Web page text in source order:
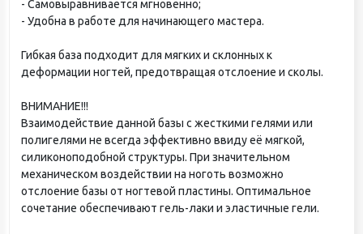
- Самовыравнивается мгновенно;
- Удобна в работе для начинающего мастера.
Гибкая база подходит для мягких и склонных к
деформации ногтей, предотвращая отслоение и сколы.
ВНИМАНИЕ!!!
Взаимодействие данной базы с жесткими гелями или
полигелями не всегда эффективно ввиду её мягкой,
силиконоподобной структуры. При значительном
механическом воздействии на ноготь возможно
отслоение базы от ногтевой пластины. Оптимальное
сочетание обеспечивают гель-лаки и эластичные гели.